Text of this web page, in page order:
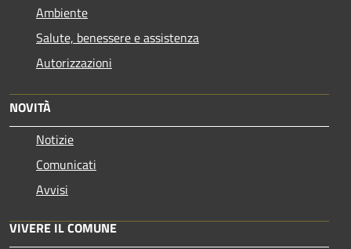
Ambiente
Salute, benessere e assistenza
Autorizzazioni
NOVITÀ
Notizie
Comunicati
Avvisi
VIVERE IL COMUNE